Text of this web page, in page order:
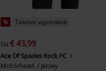
% Takmer vypredané
Od € 43,99
Ace Of Spades Rock FC
Motörhead
Jersey